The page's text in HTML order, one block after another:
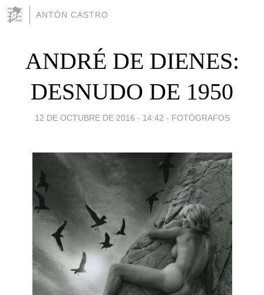
ANTÓN CASTRO
ANDRÉ DE DIENES:
DESNUDO DE 1950
12 DE OCTUBRE DE 2016 - 14:42 - FOTÓGRAFOS